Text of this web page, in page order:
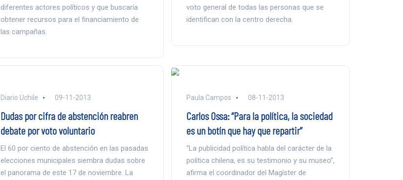
diferentes actores políticos y que buscaría
obtener recursos para el financiamiento de
las campañas.
voto general de todas las personas que se
identifican con la centro derecha.
Diario Uchile 09-11-2013
Dudas por cifra de abstención reabren
debate por voto voluntario
El 60 por ciento de abstención en las pasadas
elecciones municipales siembra dudas sobre
el panorama de este 17 de noviembre. La
Paula Campos 08-11-2013
Carlos Ossa: “Para la política, la sociedad
es un botín que hay que repartir”
“La publicidad política habla del carácter de la
política chilena, es su testimonio y su museo”,
afirma el coordinador del Magíster de